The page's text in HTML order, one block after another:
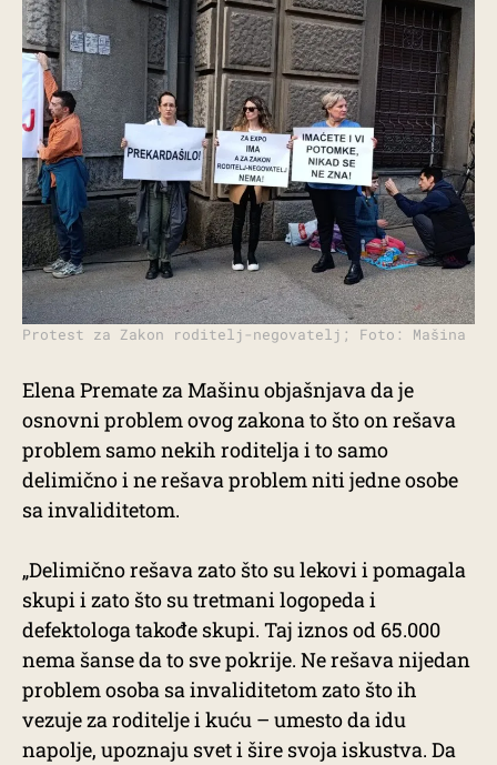
Protest za Zakon roditelj-negovatelj; Foto: Mašina
Elena Premate za Mašinu objašnjava da je
osnovni problem ovog zakona to što on rešava
problem samo nekih roditelja i to samo
delimično i ne rešava problem niti jedne osobe
sa invaliditetom.
„Delimično rešava zato što su lekovi i pomagala
skupi i zato što su tretmani logopeda i
defektologa takođe skupi. Taj iznos od 65.000
nema šanse da to sve pokrije. Ne rešava nijedan
problem osoba sa invaliditetom zato što ih
vezuje za roditelje i kuću – umesto da idu
napolje, upoznaju svet i šire svoja iskustva. Da